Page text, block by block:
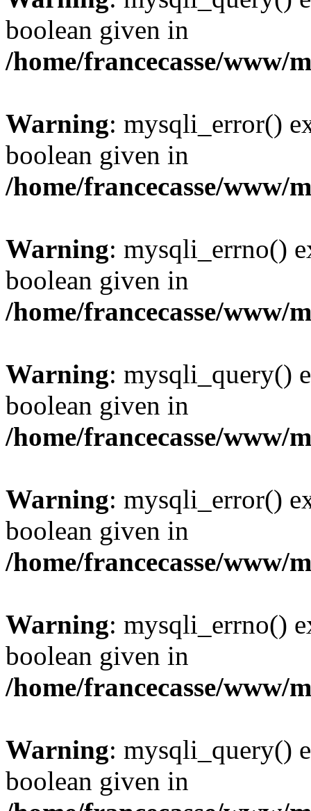
boolean given in
/home/francecasse/www/
Warning: mysqli_error()
boolean given in
/home/francecasse/www/
Warning: mysqli_errno()
boolean given in
/home/francecasse/www/
Warning: mysqli_query()
boolean given in
/home/francecasse/www/
Warning: mysqli_error()
boolean given in
/home/francecasse/www/
Warning: mysqli_errno()
boolean given in
/home/francecasse/www/
Warning: mysqli_query()
boolean given in